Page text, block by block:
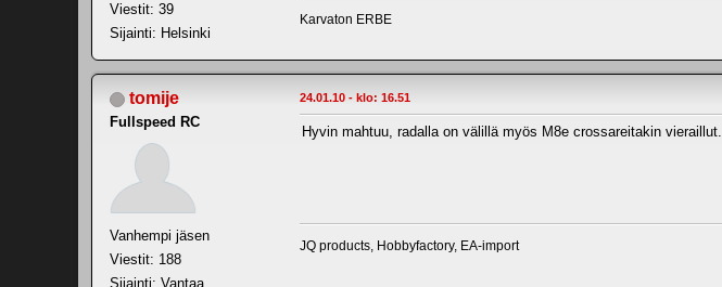
Viestit: 39
Sijainti: Helsinki
Karvaton ERBE
tomije
Fullspeed RC
Vanhempi jäsen
Viestit: 188
Sijainti: Vantaa
24.01.10 - klo: 16.51
Hyvin mahtuu, radalla on välillä myös M8e crossareitakin vieraillut.
JQ products, Hobbyfactory, EA-import